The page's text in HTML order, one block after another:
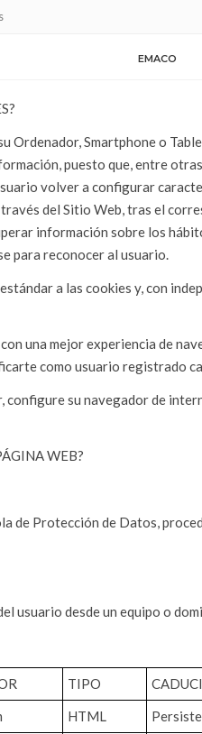
EMACO
Ordenador, Smartphone o
puesto que, entre
volver a configurar
del Sitio Web, tras el
información sobre los
para reconocer al usuario.
a las cookies y, con
una mejor experiencia de
como usuario registrado
su navegador de
WEB?
de Protección de Datos,
usuario desde un equipo o
TIPO
HTML